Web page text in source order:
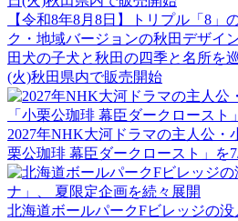
【令和8年8月8日】トリプル「8」
ク・地域バージョンの秋田デザイ
田犬の子犬と秋田の四季と名所を
(火)秋田県内で販売開始
2027年NHK大河ドラマの主人公
栗公珈琲 幕臣ダークロースト」を
北海道ボールパークFビレッジの